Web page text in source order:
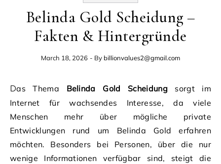
Belinda Gold Scheidung –
Fakten & Hintergründe
March 18, 2026 - By billionvalues2@gmail.com
Das Thema Belinda Gold Scheidungsorgt im
Internet für wachsendes Interesse, da viele
Menschen mehr über mögliche private
Entwicklungen rund um Belinda Gold erfahren
möchten. Besonders bei Personen, über die nur
wenige Informationen verfügbar sind, steigt die